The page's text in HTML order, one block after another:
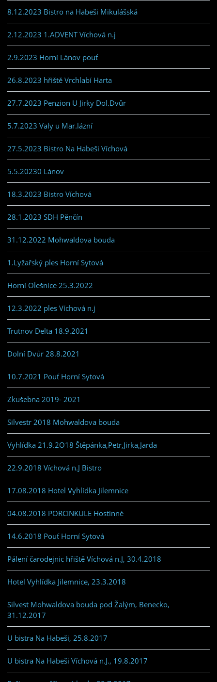
8.12.2023 Bistro na Habeši Mikulášská
2.12.2023 1.ADVENT Víchová n.j
2.9.2023 Horní Lánov pouť
26.8.2023 hřiště Vrchlabí Harta
27.7.2023 Penzion U Jirky Dol.Dvůr
5.7.2023 Valy u Mar.lázní
27.5.2023 Bistro Na Habeši Víchová
5.5.20230 Lánov
18.3.2023 Bistro Víchová
28.1.2023 SDH Pěnčín
31.12.2022 Mohwaldova bouda
1.Lyžařský ples Horní Sytová
Horní Olešnice 25.3.2022
12.3.2022 ples Víchová n.j
Trutnov Delta 18.9.2021
Dolní Dvůr 28.8.2021
10.7.2021 Pouť Horní Sytová
Zkušebna 2019- 2021
Silvestr 2018 Mohwaldova bouda
Vyhlídka 21.9.2O18 Štěpánka,Petr,Jirka,Jarda
22.9.2018 Víchová n.J Bistro
17.08.2018 Hotel Vyhlídka Jilemnice
04.08.2018 PORCINKULE Hostinné
14.6.2018 Pouť Horní Sytová
Pálení čarodejnic hřiště Víchová n.J, 30.4.2018
Hotel Vyhlídka Jilemnice, 23.3.2018
Silvest Mohwaldova bouda pod Žalým, Benecko,
31.12.2017
U bistra Na Habeši, 25.8.2017
U bistra Na Habeši Víchová n.J., 19.8.2017